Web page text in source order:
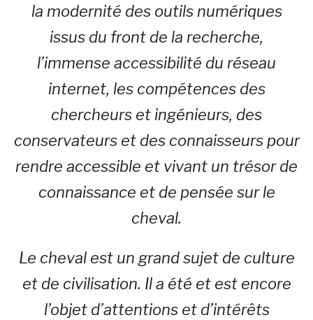
la modernité des outils numériques
issus du front de la recherche,
l’immense accessibilité du réseau
internet, les compétences des
chercheurs et ingénieurs, des
conservateurs et des connaisseurs pour
rendre accessible et vivant un trésor de
connaissance et de pensée sur le
cheval.
Le cheval est un grand sujet de culture
et de civilisation. Il a été et est encore
l’objet d’attentions et d’intérêts